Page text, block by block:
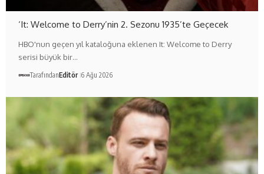
‘It: Welcome to Derry’nin 2. Sezonu 1935’te Geçecek
HBO'nun geçen yıl kataloğuna eklenen It: Welcome to Derry
serisi büyük bir…
TarafındanEditör 6 Ağu 2026